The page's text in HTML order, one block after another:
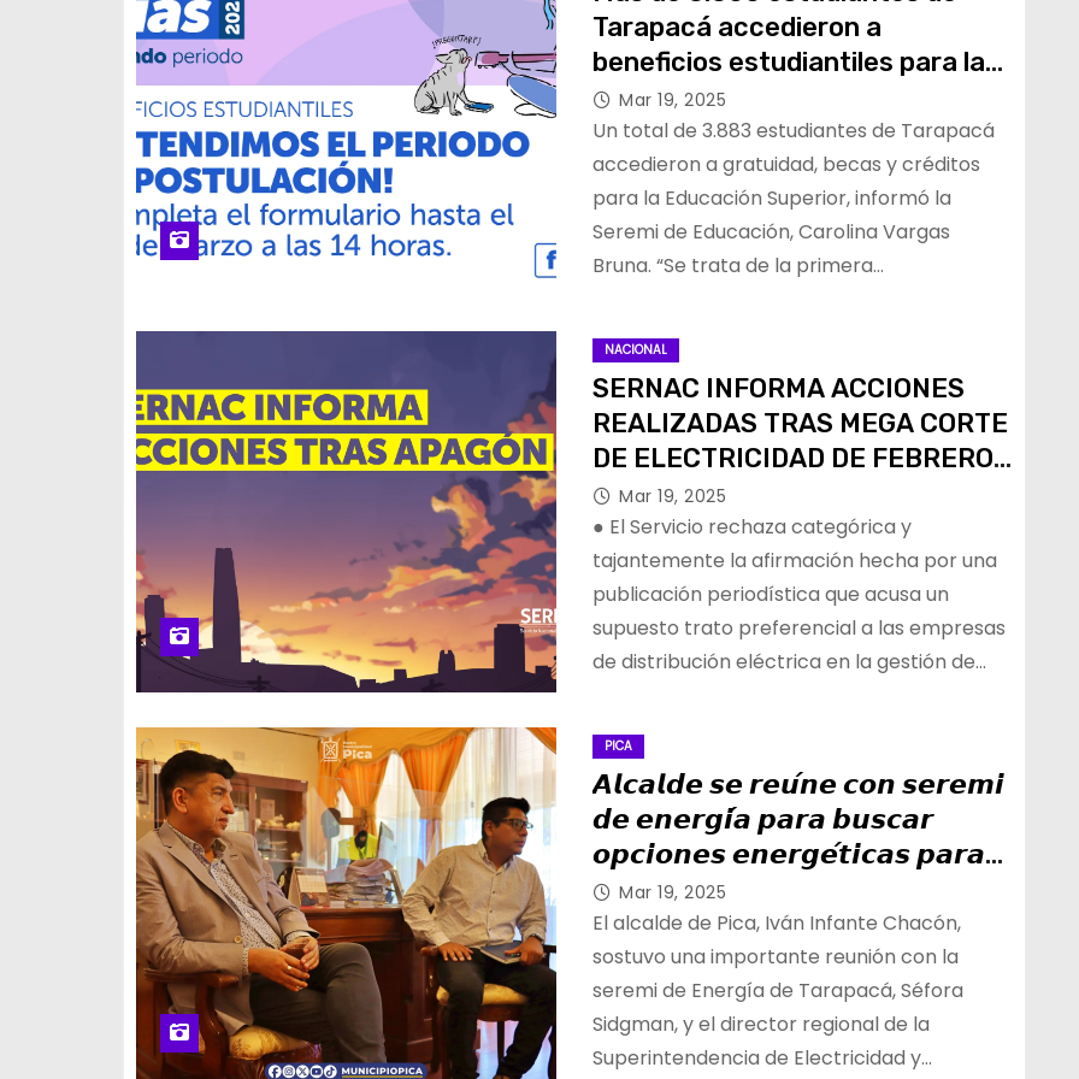
Tarapacá accedieron a
beneficios estudiantiles para la
educación superior
Mar 19, 2025
Un total de 3.883 estudiantes de Tarapacá
accedieron a gratuidad, becas y créditos
para la Educación Superior, informó la
Seremi de Educación, Carolina Vargas
Bruna. “Se trata de la primera…
NACIONAL
SERNAC INFORMA ACCIONES
REALIZADAS TRAS MEGA CORTE
DE ELECTRICIDAD DE FEBRERO
PASADO
Mar 19, 2025
● El Servicio rechaza categórica y
tajantemente la afirmación hecha por una
publicación periodística que acusa un
supuesto trato preferencial a las empresas
de distribución eléctrica en la gestión de…
PICA
𝘼𝙡𝙘𝙖𝙡𝙙𝙚 𝙨𝙚 𝙧𝙚𝙪́𝙣𝙚 𝙘𝙤𝙣 𝙨𝙚𝙧𝙚𝙢𝙞
𝙙𝙚 𝙚𝙣𝙚𝙧𝙜𝙞́𝙖 𝙥𝙖𝙧𝙖 𝙗𝙪𝙨𝙘𝙖𝙧
𝙤𝙥𝙘𝙞𝙤𝙣𝙚𝙨 𝙚𝙣𝙚𝙧𝙜𝙚́𝙩𝙞𝙘𝙖𝙨 𝙥𝙖𝙧𝙖
𝙡𝙖 𝙘𝙤𝙢𝙪𝙣𝙖
Mar 19, 2025
El alcalde de Pica, Iván Infante Chacón,
sostuvo una importante reunión con la
seremi de Energía de Tarapacá, Séfora
Sidgman, y el director regional de la
Superintendencia de Electricidad y…